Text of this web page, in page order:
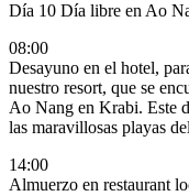
Día 10 Día libre en Ao
08:00
Desayuno en el hotel,
nuestro resort, que se
Ao Nang en Krabi. Este
las maravillosas playas
14:00
Almuerzo en restaurant